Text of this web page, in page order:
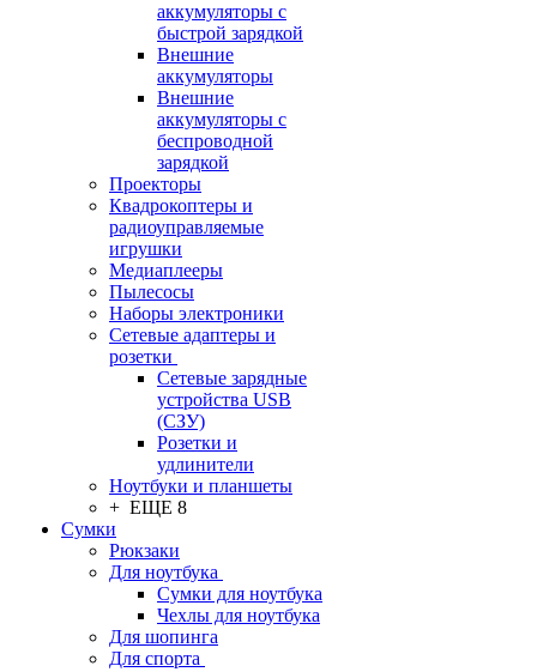
аккумуляторы с
быстрой зарядкой
Внешние
аккумуляторы
Внешние
аккумуляторы с
беспроводной
зарядкой
Проекторы
Квадрокоптеры и
радиоуправляемые
игрушки
Медиаплееры
Пылесосы
Наборы электроники
Сетевые адаптеры и
розетки
Сетевые зарядные
устройства USB
(СЗУ)
Розетки и
удлинители
Ноутбуки и планшеты
+ ЕЩЕ 8
Сумки
Рюкзаки
Для ноутбука
Сумки для ноутбука
Чехлы для ноутбука
Для шопинга
Для спорта